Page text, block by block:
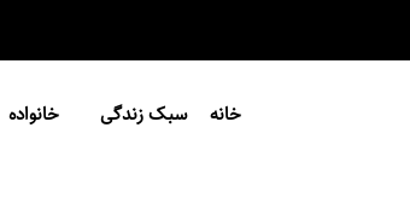
خانه سبک زندگی خانواده